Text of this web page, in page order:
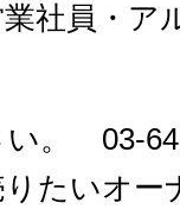
社員・ア
い。 03-
たいオー